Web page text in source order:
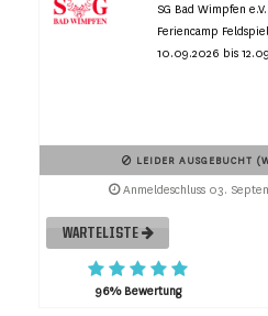
SG Bad Wimpfen e.V.
Feriencamp
10.09.2026 bis
LEIDER AUSGEBUCHT
Anmeldeschluss 03.
WARTELISTE
96% Bewertung